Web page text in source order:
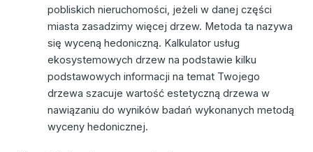
pobliskich nieruchomości, jeżeli w danej części
miasta zasadzimy więcej drzew. Metoda ta nazywa
się wyceną hedoniczną. Kalkulator usług
ekosystemowych drzew na podstawie kilku
podstawowych informacji na temat Twojego
drzewa szacuje wartość estetyczną drzewa w
nawiązaniu do wyników badań wykonanych metodą
wyceny hedonicznej.